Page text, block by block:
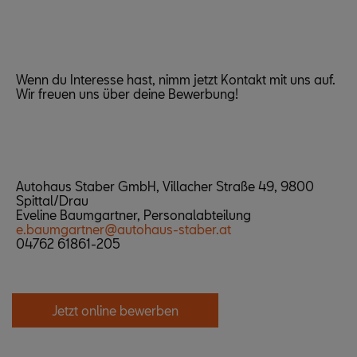
Wenn du Interesse hast, nimm jetzt Kontakt mit uns auf.
Wir freuen uns über deine Bewerbung!
Autohaus Staber GmbH, Villacher Straße 49, 9800
Spittal/Drau
Eveline Baumgartner, Personalabteilung
e.baumgartner@autohaus-staber.at
04762 61861-205
Jetzt online bewerben